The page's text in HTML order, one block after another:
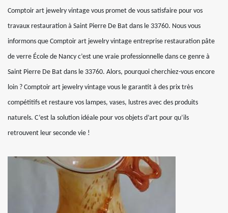
Comptoir art jewelry vintage vous promet de vous satisfaire pour vos
travaux restauration à Saint Pierre De Bat dans le 33760. Nous vous
informons que Comptoir art jewelry vintage entreprise restauration pâte
de verre École de Nancy c’est une vraie professionnelle dans ce genre à
Saint Pierre De Bat dans le 33760. Alors, pourquoi cherchiez-vous encore
loin ? Comptoir art jewelry vintage vous le garantit à des prix très
compétitifs et restaure vos lampes, vases, lustres avec des produits
naturels. C’est la solution idéale pour vos objets d’art pour qu’ils
retrouvent leur seconde vie !